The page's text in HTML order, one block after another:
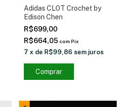
Adidas CLOT Crochet by
Edison Chen
R$699,00
R$664,05 com Pix
7 x de R$99,86 sem juros
Comprar